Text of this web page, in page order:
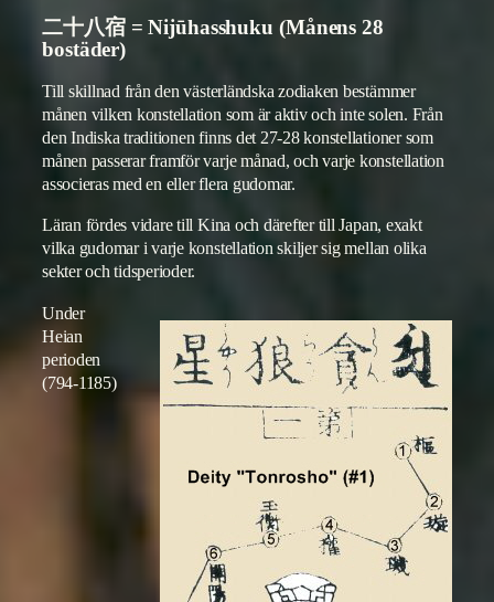
二十八宿 = Nijūhasshuku (Månens 28
bostäder)
Till skillnad från den västerländska zodiaken bestämmer
månen vilken konstellation som är aktiv och inte solen. Från
den Indiska traditionen finns det 27-28 konstellationer som
månen passerar framför varje månad, och varje konstellation
associeras med en eller flera gudomar.
Läran fördes vidare till Kina och därefter till Japan, exakt
vilka gudomar i varje konstellation skiljer sig mellan olika
sekter och tidsperioder.
Under
Heian
perioden
(794-1185)